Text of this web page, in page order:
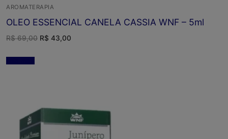
AROMATERAPIA
OLEO ESSENCIAL CANELA CASSIA WNF – 5ml
R$69,00 O
R$ 43,00